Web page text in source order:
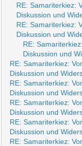
RE: Samariterkiez:
Diskussion und
RE: Samariterkiez:
Diskussion und
RE:
Diskussion und
RE: Samariterkiez:
Diskussion und
RE: Samariterkiez:
Diskussion und
RE: Samariterkiez:
Diskussion und
RE: Samariterkiez:
Diskussion und
RE: Samariterkiez: